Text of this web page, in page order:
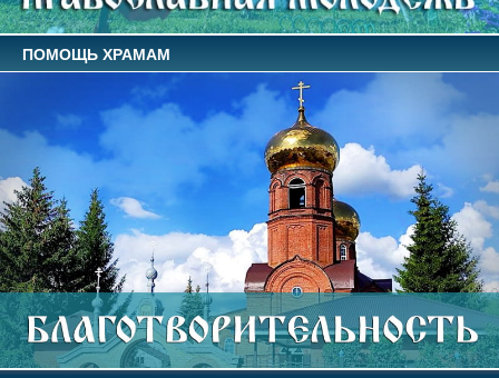
ПОМОЩЬ ХРАМАМ